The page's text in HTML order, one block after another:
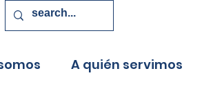
A quién servimos